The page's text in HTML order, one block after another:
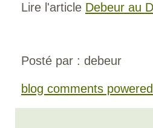
Lire l'article Debeur au
Posté par : debeur
blog comments